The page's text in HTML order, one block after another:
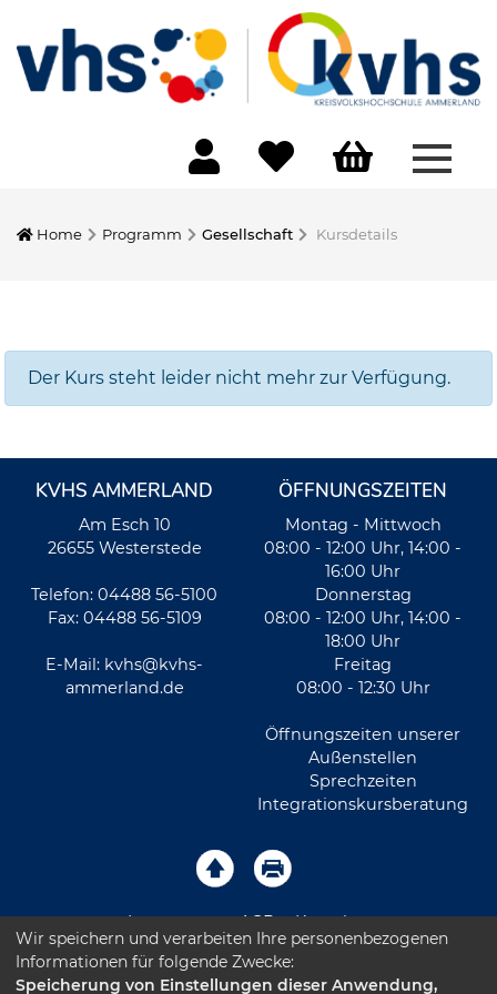
Home Programm Gesellschaft Kursdetails
Der Kurs steht leider nicht mehr zur Verfügung.
KVHS AMMERLAND
Am Esch 10
26655 Westerstede
Telefon: 04488 56-5100
Fax: 04488 56-5109
E-Mail: kvhs@kvhs-
ammerland.de
ÖFFNUNGSZEITEN
Montag - Mittwoch
08:00 - 12:00 Uhr, 14:00 -
16:00 Uhr
Donnerstag
08:00 - 12:00 Uhr, 14:00 -
18:00 Uhr
Freitag
08:00 - 12:30 Uhr
Öffnungszeiten unserer
Außenstellen
Sprechzeiten
Integrationskursberatung
Impressum AGB Kontakt
Sitemap Datenschutz Leichte Sprache
Wir speichern und verarbeiten Ihre personenbezogenen
Informationen für folgende Zwecke:
Speicherung von Einstellungen dieser Anwendung,